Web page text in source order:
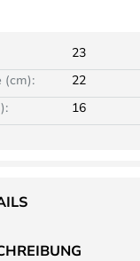
23
(cm):
22
16